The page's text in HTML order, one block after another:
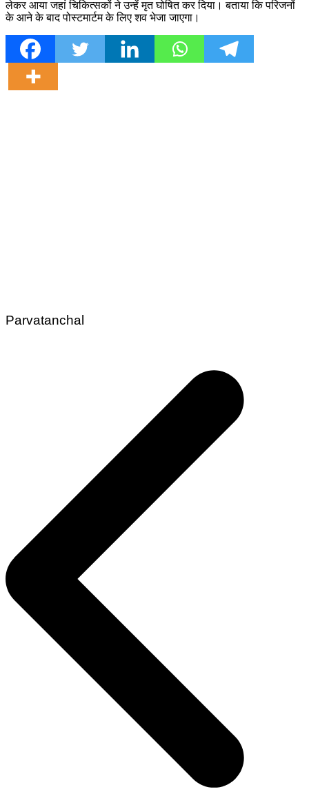
लेकर आया जहां चिकित्सकों ने उन्हें मृत घोषित कर दिया। बताया कि परिजनों
के आने के बाद पोस्टमार्टम के लिए शव भेजा जाएगा।
Parvatanchal